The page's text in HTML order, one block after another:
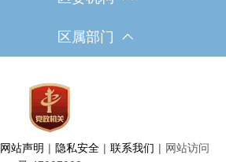
区属部门
网站声明 | 隐私安全 | 联系我们 | 网站访问